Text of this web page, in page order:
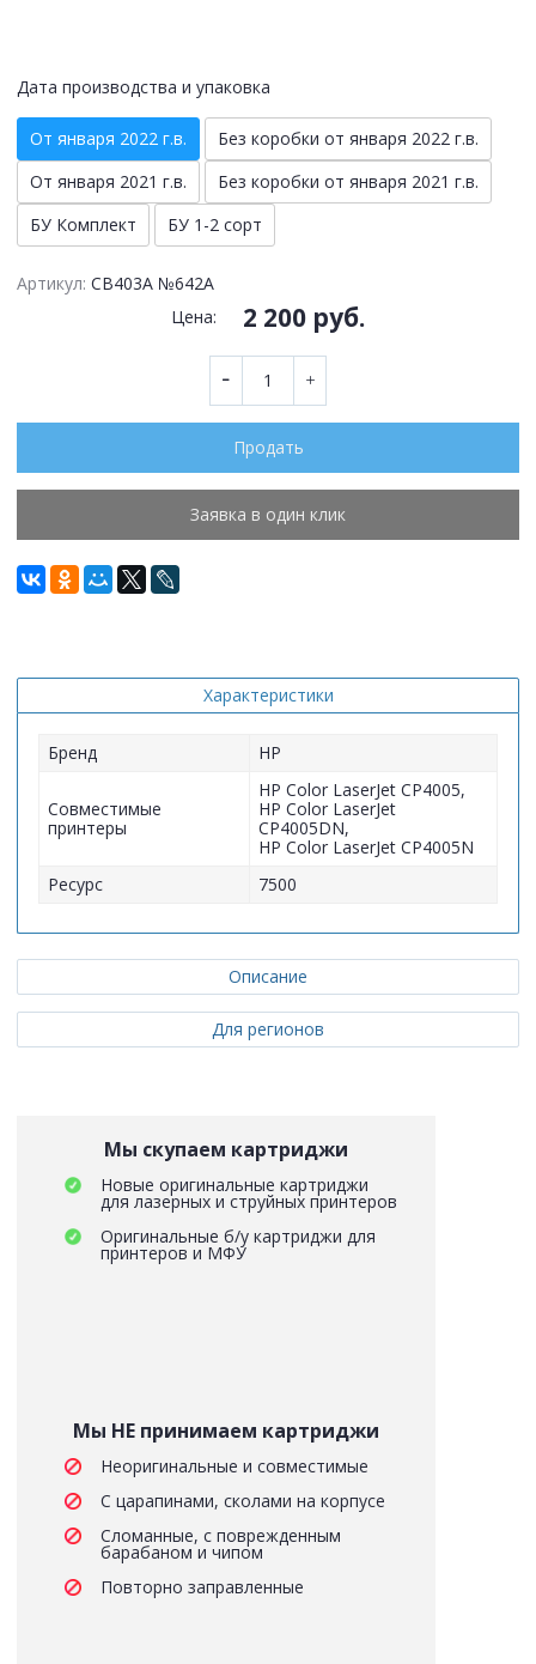
Дата производства и упаковка
От января 2022 г.в.
Без коробки от января 2022 г.в.
От января 2021 г.в.
Без коробки от января 2021 г.в.
БУ Комплект
БУ 1-2 сорт
Артикул: CB403A №642A
Цена:
2 200 руб.
Продать
Заявка в один клик
Характеристики
Бренд HP
Совместимые
принтеры
HP Color LaserJet CP4005,
HP Color LaserJet
CP4005DN,
HP Color LaserJet CP4005N
Ресурс
7500
Описание
Для регионов
Мы скупаем картриджи
Новые оригинальные картриджи
для лазерных и струйных принтеров
Оригинальные б/у картриджи для
принтеров и МФУ
Мы НЕ принимаем картриджи
Неоригинальные и совместимые
С царапинами, сколами на корпусе
Сломанные, с поврежденным
барабаном и чипом
Повторно заправленные